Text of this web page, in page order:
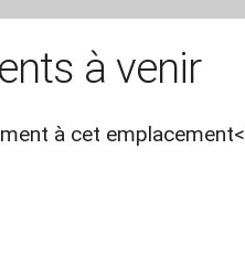
à venir
à cet